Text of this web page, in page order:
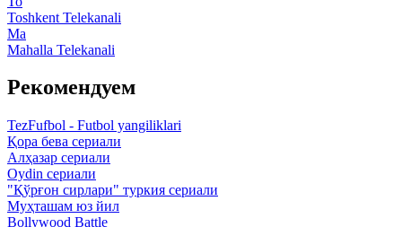
Toshkent Telekanali
Ma
Mahalla Telekanali
Рекомендуем
TezFufbol - Futbol yangiliklari
Қора бева сериали
Алҳазар сериали
Oydin сериали
"Қўрғон сирлари" туркия сериали
Муҳташам юз йил
Bollywood Battle